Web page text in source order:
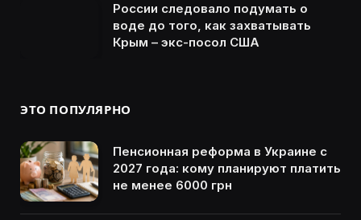
России следовало подумать о
воде до того, как захватывать
Крым – экс-посол США
ЭТО ПОПУЛЯРНО
Пенсионная реформа в Украине с
2027 года: кому планируют платить
не менее 6000 грн